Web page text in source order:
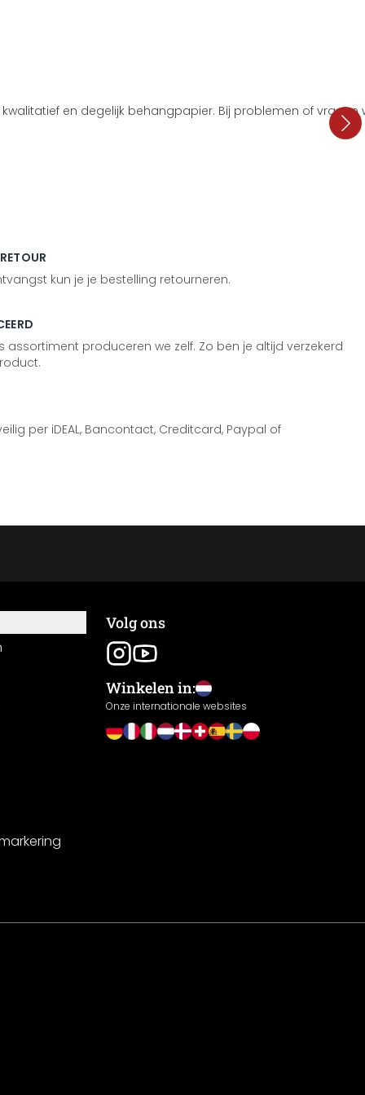
kwalitatief en degelijk behangpapier. Bij problemen of
kun je je bestelling retourneren.
assortiment produceren we zelf. Zo ben je altijd verzekerd
per iDEAL, Bancontact, Creditcard, Paypal of
Volg ons
Winkelen in:
Onze internationale websites